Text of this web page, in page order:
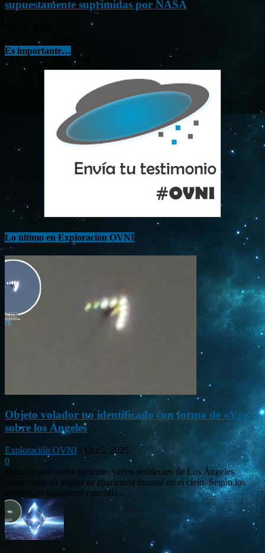
supuestamente suprimidas por NASA
Es importante…
Lo último en Exploración OVNI
Objeto volador no identificado con forma de «V»
sobre los Ángeles
Exploración OVNI - Oct 5, 2025
0
Durante una noche reciente, varios residentes de Los Ángeles
observaron un objeto de apariencia inusual en el cielo. Según los
testigos, el fenómeno consistía...